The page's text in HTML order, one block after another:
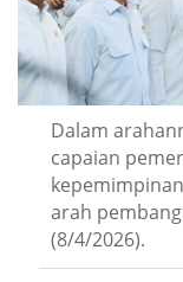
Dalam
capaian
arah
(8/4/2026).